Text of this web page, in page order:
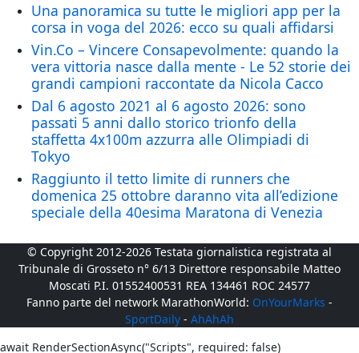
Una panoramica su tutte le migliori app per la
corsa in voga del 2026: ecco su quali affidarsi
Vin.Co – Vincere Consapevolmente: quando la
vera vittoria nasce dalla mente - Le 52 storie dei
grandi campioni raccontate da Nicola Cacco
Dal 6 agosto 2021 al 6 agosto 2026: sono
passati 5 anni dallo storico trionfo della
staffetta 4x100m azzurra alle Olimpiadi di
Tokyo
Raggiunto il tetto limite di runners che
domenica 25 ottobre daranno vita all’edizione
speciale della 40esima Maratona di Venezia
© Copyright 2012-2026 Testata giornalistica registrata al
Tribunale di Grosseto n° 6/13 Direttore responsabile Matteo
Moscati P.I. 01552400531 REA 134461 ROC 24577
Fanno parte del network MarathonWorld: OnYourMarks -
SportDaily - AhAhAh
await RenderSectionAsync("Scripts", required: false)